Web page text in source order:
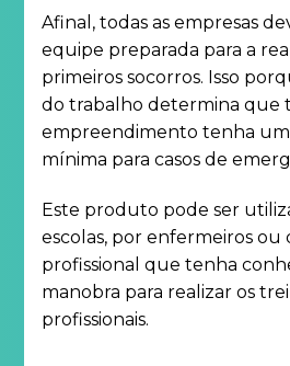
Afinal, todas as empresas
equipe preparada para a
primeiros socorros. Isso
do trabalho determina que
empreendimento tenha
mínima para casos de
Este produto pode ser
escolas, por enfermeiros
profissional que tenha
manobra para realizar os
profissionais.